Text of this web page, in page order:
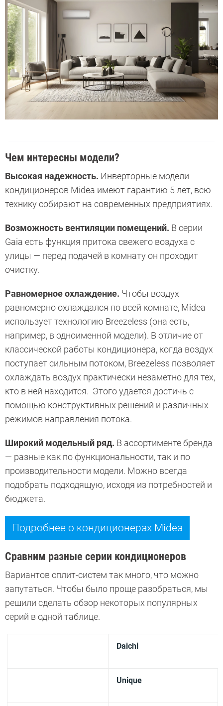
Чем интересны модели?
Высокая надежность. Инверторные модели
кондиционеров Midea имеют гарантию 5 лет, всю
технику собирают на современных предприятиях.
Возможность вентиляции помещений. В серии
Gaia есть функция притока свежего воздуха с
улицы — перед подачей в комнату он проходит
очистку.
Равномерное охлаждение. Чтобы воздух
равномерно охлаждался по всей комнате, Midea
использует технологию Breezeless (она есть,
например, в одноименной модели). В отличие от
классической работы кондиционера, когда воздух
поступает сильным потоком, Breezeless позволяет
охлаждать воздух практически незаметно для тех,
кто в ней находится. Этого удается достичь с
помощью конструктивных решений и различных
режимов направления потока.
Широкий модельный ряд. В ассортименте бренда
— разные как по функциональности, так и по
производительности модели. Можно всегда
подобрать подходящую, исходя из потребностей и
бюджета.
Подробнее о кондиционерах Midea
Сравним разные серии кондиционеров
Вариантов сплит-систем так много, что можно
запутаться. Чтобы было проще разобраться, мы
решили сделать обзор некоторых популярных
серий в одной таблице.
Daichi
Unique